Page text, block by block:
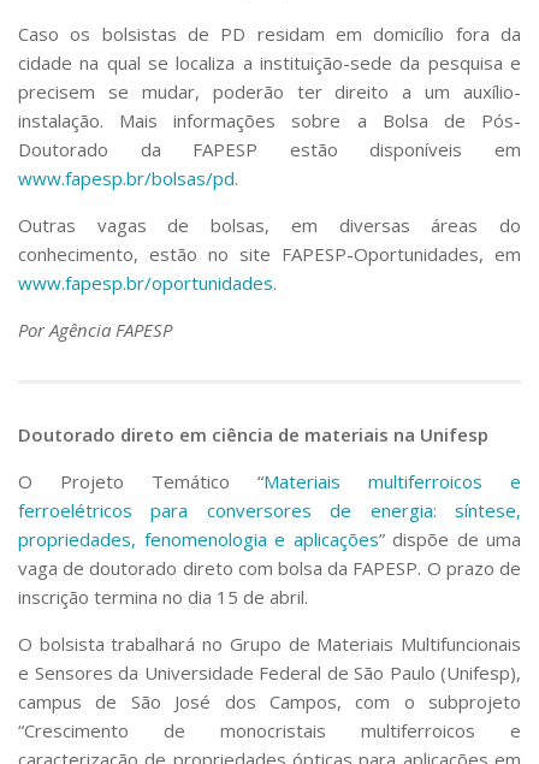
Caso os bolsistas de PD residam em domicílio fora da
cidade na qual se localiza a instituição-sede da pesquisa e
precisem se mudar, poderão ter direito a um auxílio-
instalação. Mais informações sobre a Bolsa de Pós-
Doutorado da FAPESP estão disponíveis em
www.fapesp.br/bolsas/pd.
Outras vagas de bolsas, em diversas áreas do
conhecimento, estão no site FAPESP-Oportunidades, em
www.fapesp.br/oportunidades.
Por Agência FAPESP
Doutorado direto em ciência de materiais na Unifesp
O Projeto Temático “Materiais multiferroicos e
ferroelétricos para conversores de energia: síntese,
propriedades, fenomenologia e aplicações” dispõe de uma
vaga de doutorado direto com bolsa da FAPESP. O prazo de
inscrição termina no dia 15 de abril.
O bolsista trabalhará no Grupo de Materiais Multifuncionais
e Sensores da Universidade Federal de São Paulo (Unifesp),
campus de São José dos Campos, com o subprojeto
“Crescimento de monocristais multiferroicos e
caracterização de propriedades ópticas para aplicações em